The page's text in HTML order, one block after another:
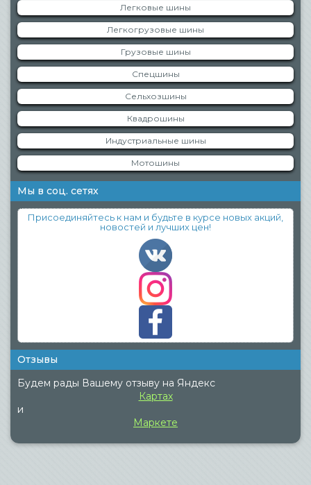
Легковые шины
Легкогрузовые шины
Грузовые шины
Спецшины
Сельхозшины
Квадрошины
Индустриальные шины
Мотошины
Мы в соц. сетях
Присоединяйтесь к нам и будьте в курсе новых акций,
новостей и лучших цен!
Отзывы
Будем рады Вашему отзыву на Яндекс
Картах
и
Маркете